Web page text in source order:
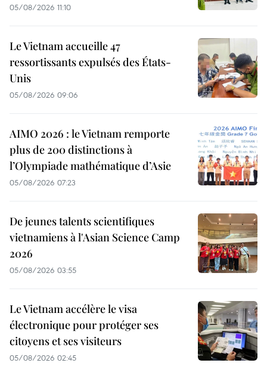
05/08/2026 11:10
Le Vietnam accueille 47
ressortissants expulsés des États-
Unis
05/08/2026 09:06
AIMO 2026 : le Vietnam remporte
plus de 200 distinctions à
l’Olympiade mathématique d’Asie
05/08/2026 07:23
De jeunes talents scientifiques
vietnamiens à l'Asian Science Camp
2026
05/08/2026 03:55
Le Vietnam accélère le visa
électronique pour protéger ses
citoyens et ses visiteurs
05/08/2026 02:45